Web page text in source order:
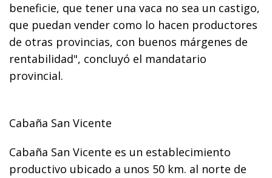
beneficie, que tener una vaca no sea un castigo,
que puedan vender como lo hacen productores
de otras provincias, con buenos márgenes de
rentabilidad", concluyó el mandatario
provincial.
Cabaña San Vicente
Cabaña San Vicente es un establecimiento
productivo ubicado a unos 50 km. al norte de